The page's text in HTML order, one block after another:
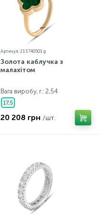
Артикул: 213740501 g
Золота каблучка з
малахітом
Вага виробу, г.: 2,54
17,5
20 208 грн /шт.